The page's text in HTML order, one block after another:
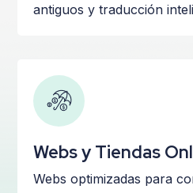
antiguos y traducción
Webs y Tiendas
Webs optimizadas para